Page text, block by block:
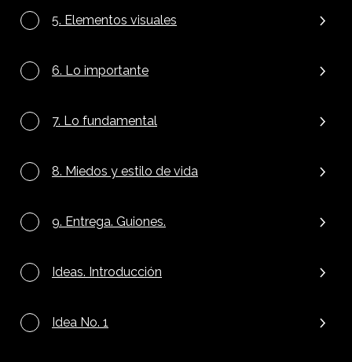
5. Elementos visuales
6. Lo importante
7. Lo fundamental
8. Miedos y estilo de vida
9. Entrega. Guiones.
Ideas. Introducción
Idea No. 1